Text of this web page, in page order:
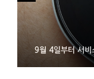
9월 4일부터 서비
FMS 2026서 차세
에이수스